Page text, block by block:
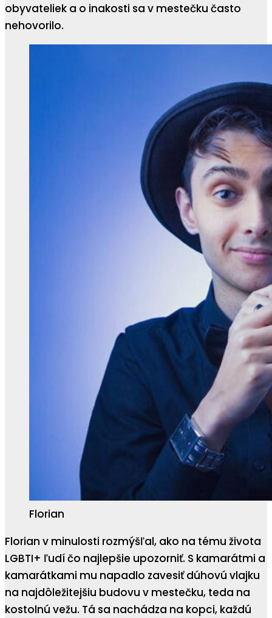
obyvateliek a o inakosti sa v mestečku často
nehovorilo.
Florian
Florian v minulosti rozmýšľal, ako na tému života
LGBTI+ ľudí čo najlepšie upozorniť. S kamarátmi a
kamarátkami mu napadlo zavesiť dúhovú vlajku
na najdôležitejšiu budovu v mestečku, teda na
kostolnú vežu. Tá sa nachádza na kopci, každú